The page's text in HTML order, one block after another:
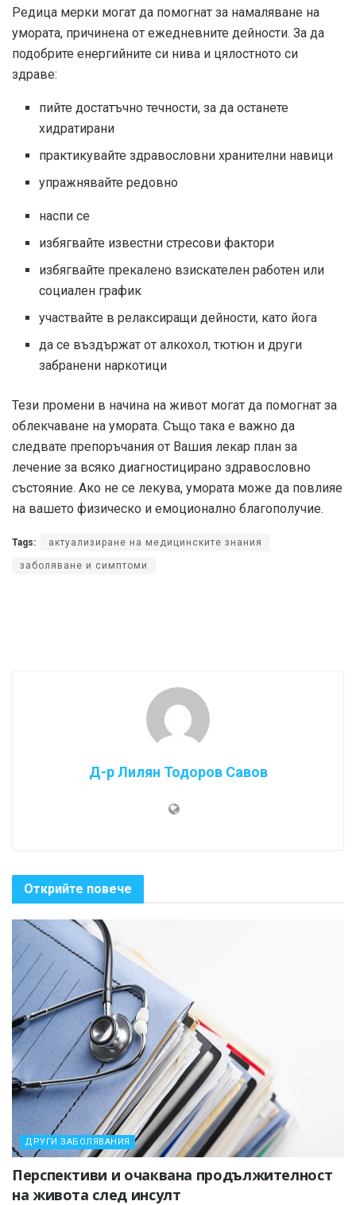
Редица мерки могат да помогнат за намаляване на
умората, причинена от ежедневните дейности. За да
подобрите енергийните си нива и цялостното си
здраве:
пийте достатъчно течности, за да останете
хидратирани
практикувайте здравословни хранителни навици
упражнявайте редовно
наспи се
избягвайте известни стресови фактори
избягвайте прекалено взискателен работен или
социален график
участвайте в релаксиращи дейности, като йога
да се въздържат от алкохол, тютюн и други
забранени наркотици
Тези промени в начина на живот могат да помогнат за
облекчаване на умората. Също така е важно да
следвате препоръчания от Вашия лекар план за
лечение за всяко диагностицирано здравословно
състояние. Ако не се лекува, умората може да повлияе
на вашето физическо и емоционално благополучие.
Tags: актуализиране на медицинските знания
заболяване и симптоми
Д-р Лилян Тодоров Савов
Открийте повече
ДРУГИ ЗАБОЛЯВАНИЯ
Перспективи и очаквана продължителност
на живота след инсулт